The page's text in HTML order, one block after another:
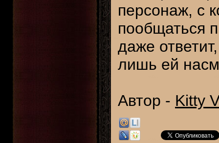
персонаж, с
пообщаться
даже
лишь ей
Автор - Kitty